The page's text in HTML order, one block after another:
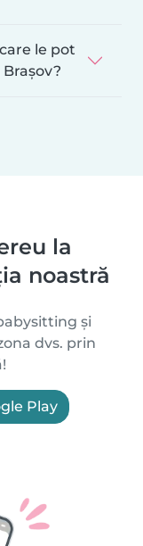
le pot
la
noastră
și
dvs. prin
Play